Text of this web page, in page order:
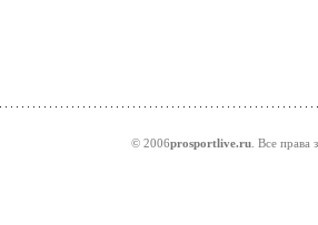
© 2006prosportlive.ru . Все